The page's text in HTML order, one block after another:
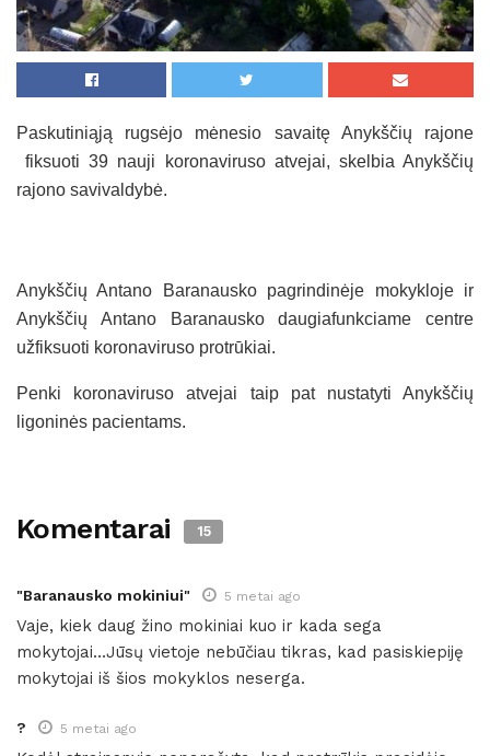
Paskutiniąją rugsėjo mėnesio savaitę Anykščių rajone
fiksuoti 39 nauji koronaviruso atvejai, skelbia Anykščių
rajono savivaldybė.
Anykščių Antano Baranausko pagrindinėje mokykloje ir
Anykščių Antano Baranausko daugiafunkciame centre
užfiksuoti koronaviruso protrūkiai.
Penki koronaviruso atvejai taip pat nustatyti Anykščių
ligoninės pacientams.
Komentarai 15
"Baranausko mokiniui" 5 metai ago
Vaje, kiek daug žino mokiniai kuo ir kada sega
mokytojai…Jūsų vietoje nebūčiau tikras, kad pasiskiepiję
mokytojai iš šios mokyklos neserga.
? 5 metai ago